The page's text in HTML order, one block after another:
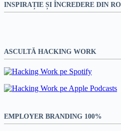
INSPIRAȚIE ȘI ÎNCREDERE DIN
ASCULTĂ HACKING WORK
EMPLOYER BRANDING 100%